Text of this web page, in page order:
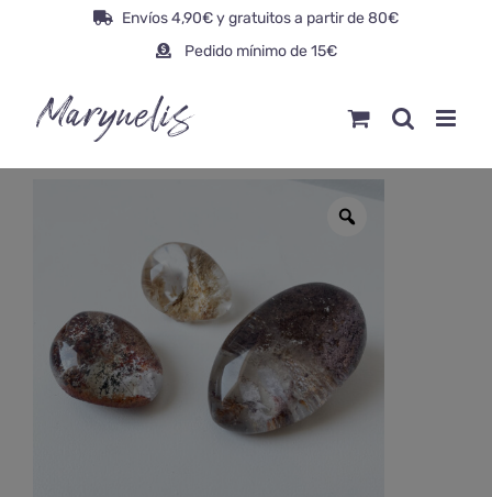
Envíos 4,90€ y gratuitos a partir de 80€
Pedido mínimo de 15€